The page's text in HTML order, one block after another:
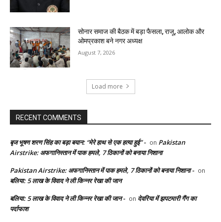
सोनार समाज की बैठक में बड़ा फैसला, राजू, आलोक और
ओमप्रकाश बने नगर अध्यक्ष
August 7, 2026
Load more
RECENT COMMENTS
बृज भूषण शरण सिंह का बड़ा बयान: “मेरे हाथ से एक हत्या हुई” - on Pakistan
Airstrike: अफगानिस्तान में पाक हमले, 7 ठिकानों को बनाया निशाना
Pakistan Airstrike: अफगानिस्तान में पाक हमले, 7 ठिकानों को बनाया निशाना - on
बलिया: 5 लाख के विवाद ने ली किन्नर रेखा की जान
बलिया: 5 लाख के विवाद ने ली किन्नर रेखा की जान - on देवरिया में झपटमारी गैंग का
पर्दाफाश